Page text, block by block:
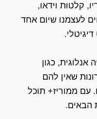
קלטות וידאו,
לעצמנו שיום אחד
כגון
שאין להם
עם ממוריז+ תוכל
הבאים.